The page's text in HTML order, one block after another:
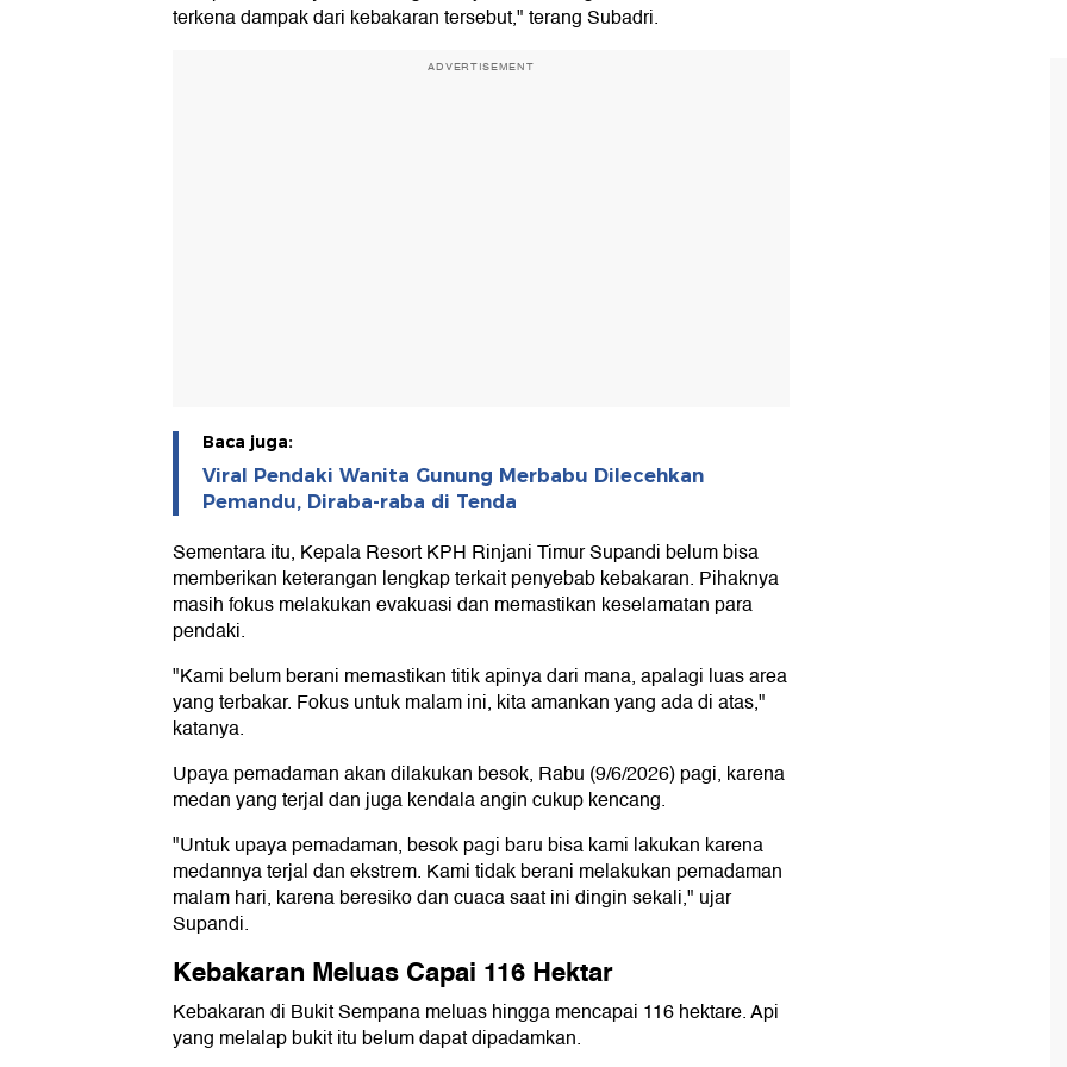
terkena dampak dari kebakaran tersebut," terang Subadri.
ADVERTISEMENT
Baca juga:
Viral Pendaki Wanita Gunung Merbabu Dilecehkan
Pemandu, Diraba-raba di Tenda
Sementara itu, Kepala Resort KPH Rinjani Timur Supandi belum bisa
memberikan keterangan lengkap terkait penyebab kebakaran. Pihaknya
masih fokus melakukan evakuasi dan memastikan keselamatan para
pendaki.
"Kami belum berani memastikan titik apinya dari mana, apalagi luas area
yang terbakar. Fokus untuk malam ini, kita amankan yang ada di atas,"
katanya.
Upaya pemadaman akan dilakukan besok, Rabu (9/6/2026) pagi, karena
medan yang terjal dan juga kendala angin cukup kencang.
"Untuk upaya pemadaman, besok pagi baru bisa kami lakukan karena
medannya terjal dan ekstrem. Kami tidak berani melakukan pemadaman
malam hari, karena beresiko dan cuaca saat ini dingin sekali," ujar
Supandi.
Kebakaran Meluas Capai 116 Hektar
Kebakaran di Bukit Sempana meluas hingga mencapai 116 hektare. Api
yang melalap bukit itu belum dapat dipadamkan.